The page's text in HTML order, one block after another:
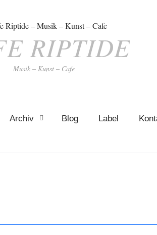
RIPTIDE
Musik – Kunst – Cafe
Archiv Blog Label